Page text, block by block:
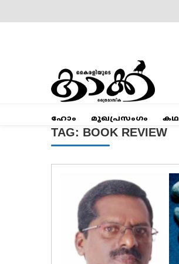
Mumbai Kaakka
ഹോം മുഖപ്രസംഗം കഥ
TAG: BOOK REVIEW